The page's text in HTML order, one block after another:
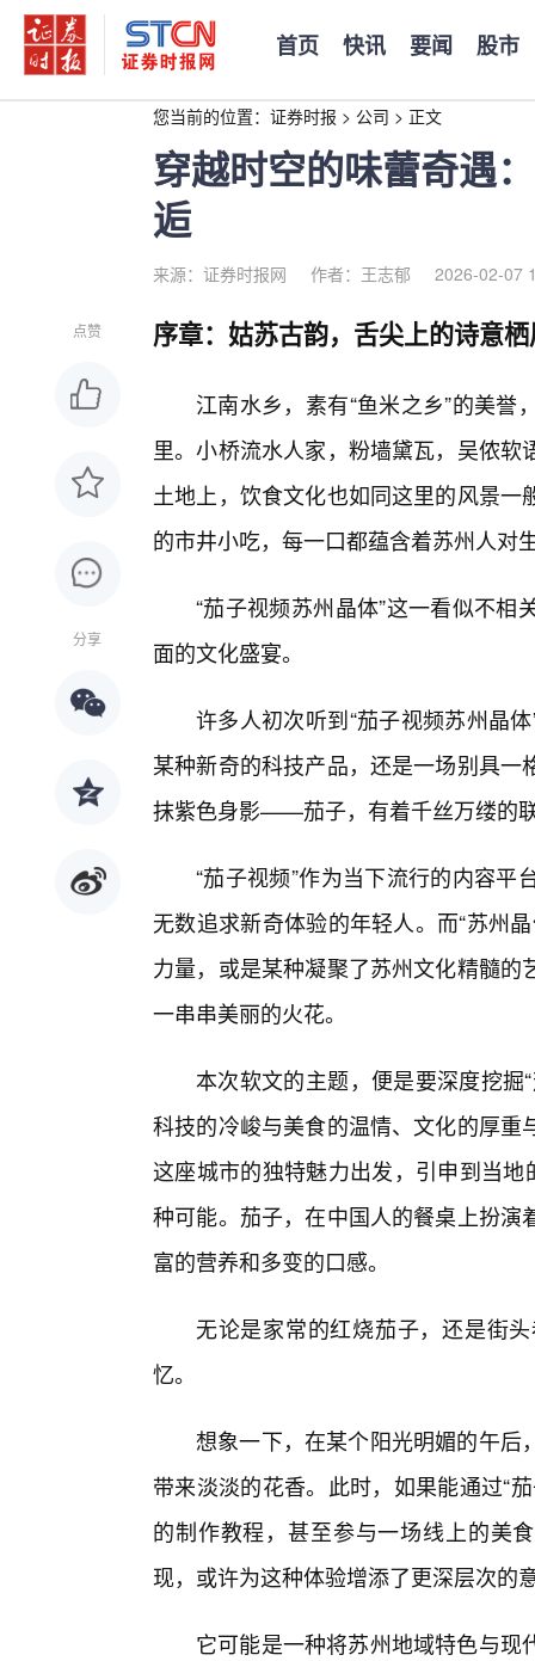
首页 快讯 要闻 股市
您当前的位置： 证券时报 > 公司 > 正文
穿越时空的味蕾奇遇
逅
来源：证券时报网 作者：王志郁 2026-02-07
点赞
分享
序章：姑苏古韵，舌尖上的诗意
江南水乡，素有“鱼米之乡”的美
里。小桥流水人家，粉墙黛瓦，吴侬
土地上，饮食文化也如同这里的风景
的市井小吃，每一口都蕴含着苏州人对
“茄子视频苏州晶体”这一看似不
面的文化盛宴。
许多人初次听到“茄子视频苏州晶
某种新奇的科技产品，还是一场别具
抹紫色身影——茄子，有着千丝万缕的
“茄子视频”作为当下流行的内容
无数追求新奇体验的年轻人。而“苏州
力量，或是某种凝聚了苏州文化精髓
一串串美丽的火花。
本次软文的主题，便是要深度挖掘
科技的冷峻与美食的温情、文化的厚
这座城市的独特魅力出发，引申到当
种可能。茄子，在中国人的餐桌上扮
富的营养和多变的口感。
无论是家常的红烧茄子，还是街
忆。
想象一下，在某个阳光明媚的午后
带来淡淡的花香。此时，如果能通过“
的制作教程，甚至参与一场线上的美
现，或许为这种体验增添了更深层次的
它可能是一种将苏州地域特色与